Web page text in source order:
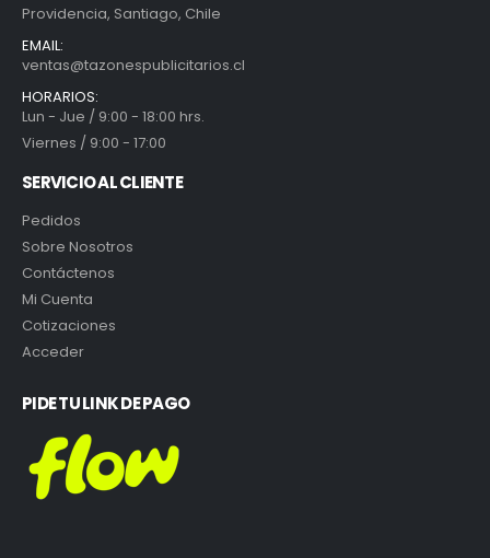
Providencia, Santiago, Chile
EMAIL:
ventas@tazonespublicitarios.cl
HORARIOS:
Lun - Jue / 9:00 - 18:00 hrs.
Viernes / 9:00 - 17:00
SERVICIO AL CLIENTE
Pedidos
Sobre Nosotros
Contáctenos
Mi Cuenta
Cotizaciones
Acceder
PIDE TU LINK DE PAGO